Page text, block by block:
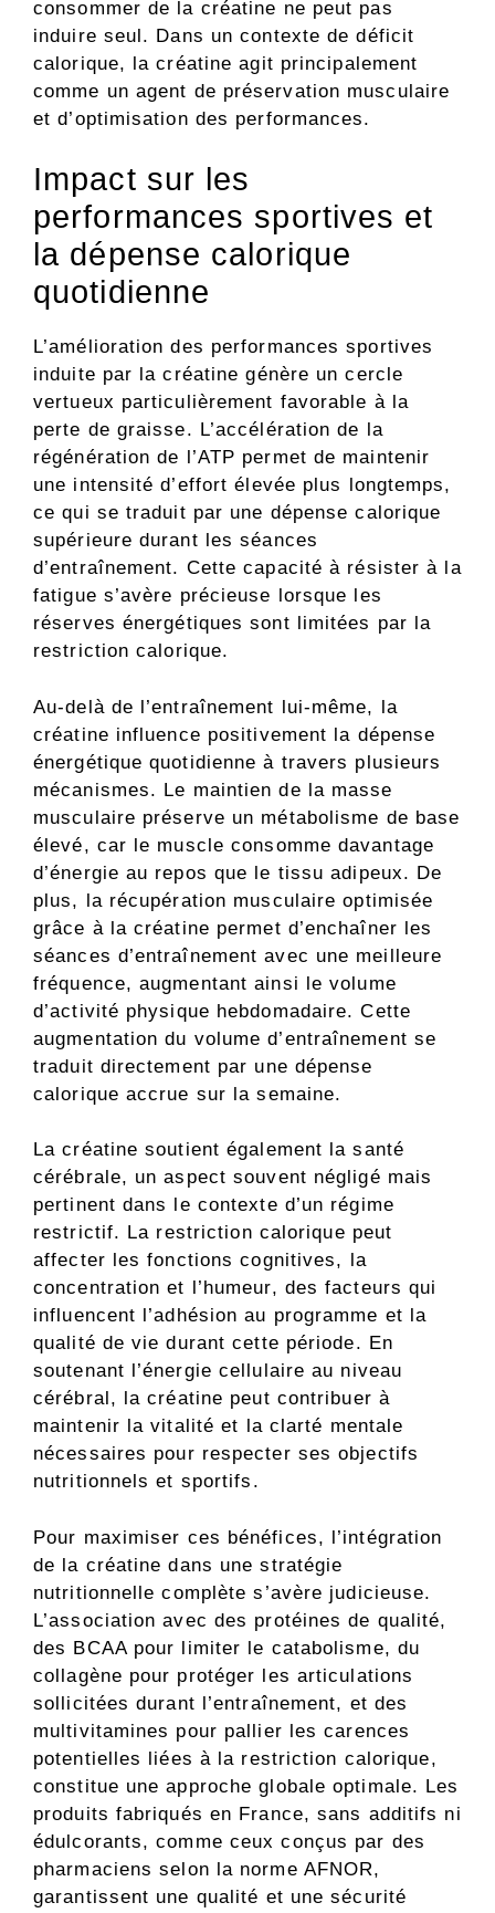
consommer de la créatine ne peut pas
induire seul. Dans un contexte de déficit
calorique, la créatine agit principalement
comme un agent de préservation musculaire
et d’optimisation des performances.
Impact sur les
performances sportives et
la dépense calorique
quotidienne
L’amélioration des performances sportives
induite par la créatine génère un cercle
vertueux particulièrement favorable à la
perte de graisse. L’accélération de la
régénération de l’ATP permet de maintenir
une intensité d’effort élevée plus longtemps,
ce qui se traduit par une dépense calorique
supérieure durant les séances
d’entraînement. Cette capacité à résister à la
fatigue s’avère précieuse lorsque les
réserves énergétiques sont limitées par la
restriction calorique.
Au-delà de l’entraînement lui-même, la
créatine influence positivement la dépense
énergétique quotidienne à travers plusieurs
mécanismes. Le maintien de la masse
musculaire préserve un métabolisme de base
élevé, car le muscle consomme davantage
d’énergie au repos que le tissu adipeux. De
plus, la récupération musculaire optimisée
grâce à la créatine permet d’enchaîner les
séances d’entraînement avec une meilleure
fréquence, augmentant ainsi le volume
d’activité physique hebdomadaire. Cette
augmentation du volume d’entraînement se
traduit directement par une dépense
calorique accrue sur la semaine.
La créatine soutient également la santé
cérébrale, un aspect souvent négligé mais
pertinent dans le contexte d’un régime
restrictif. La restriction calorique peut
affecter les fonctions cognitives, la
concentration et l’humeur, des facteurs qui
influencent l’adhésion au programme et la
qualité de vie durant cette période. En
soutenant l’énergie cellulaire au niveau
cérébral, la créatine peut contribuer à
maintenir la vitalité et la clarté mentale
nécessaires pour respecter ses objectifs
nutritionnels et sportifs.
Pour maximiser ces bénéfices, l’intégration
de la créatine dans une stratégie
nutritionnelle complète s’avère judicieuse.
L’association avec des protéines de qualité,
des BCAA pour limiter le catabolisme, du
collagène pour protéger les articulations
sollicitées durant l’entraînement, et des
multivitamines pour pallier les carences
potentielles liées à la restriction calorique,
constitue une approche globale optimale. Les
produits fabriqués en France, sans additifs ni
édulcorants, comme ceux conçus par des
pharmaciens selon la norme AFNOR,
garantissent une qualité et une sécurité